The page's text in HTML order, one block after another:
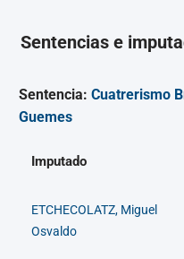
Sentencias e
Sentencia: Cuatrerismo
Guemes
Imputado
ETCHECOLATZ, Miguel
Osvaldo